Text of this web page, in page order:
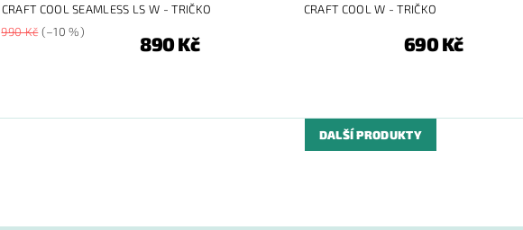
CRAFT COOL SEAMLESS LS W - TRIČKO
990 Kč(–10 %)
890 Kč
CRAFT COOL W - TRIČKO
690 Kč
DALŠÍ PRODUKTY